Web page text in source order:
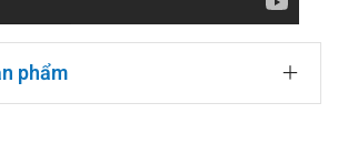
phẩm